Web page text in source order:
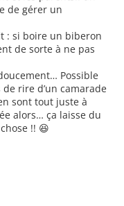
de gérer un
: si boire un biberon
de sorte à ne pas
Possible
rire d’un camarade
sont tout juste à
alors… ça laisse du
!! 😆